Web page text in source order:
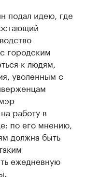
подал идею, где
городским
к людям,
уволенным с
работу в
по его мнению,
должна быть
ежедневную